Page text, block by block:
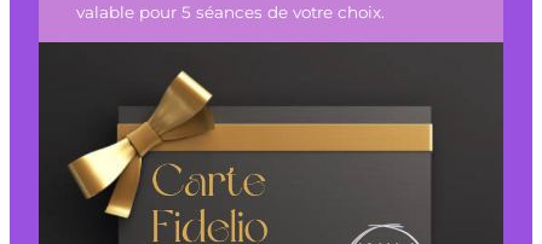
valable pour 5 séances de votre choix.